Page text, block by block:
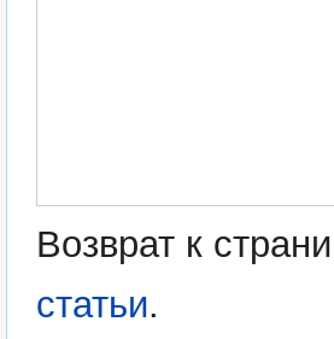
Возврат к
статьи.